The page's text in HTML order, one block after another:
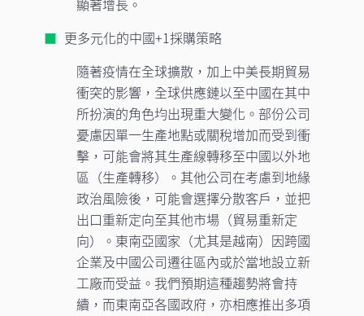
更多元化的中國+1採購策略
隨著疫情在全球擴散，加上中美長期貿易
衝突的影響，全球供應鏈以至中國在其中
所扮演的角色均出現重大變化。部份公司
憂慮因單一生產地點或關稅增加而受到衝
擊，可能會將其生產線轉移至中國以外地
區（生產轉移）。其他公司在考慮到地緣
政治風險後，可能會選擇分散客戶，並把
出口重新定向至其他市場（貿易重新定
向）。東南亞國家（尤其是越南）因跨國
企業及中國公司遷往區內或於當地設立新
工廠而受益。我們預期這種趨勢將會持
續，而東南亞各國政府，亦相應推出多項